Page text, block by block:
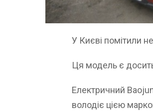
У Києві помітили
Ця модель є
Електричний
володіє цією